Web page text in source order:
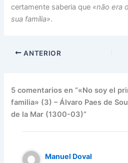
certamente saberia que «não era
sua família».
ANTERIOR
5 comentarios en “«No soy el
familia» (3) – Álvaro Paes de
de la Mar (1300-03)”
Manuel Doval